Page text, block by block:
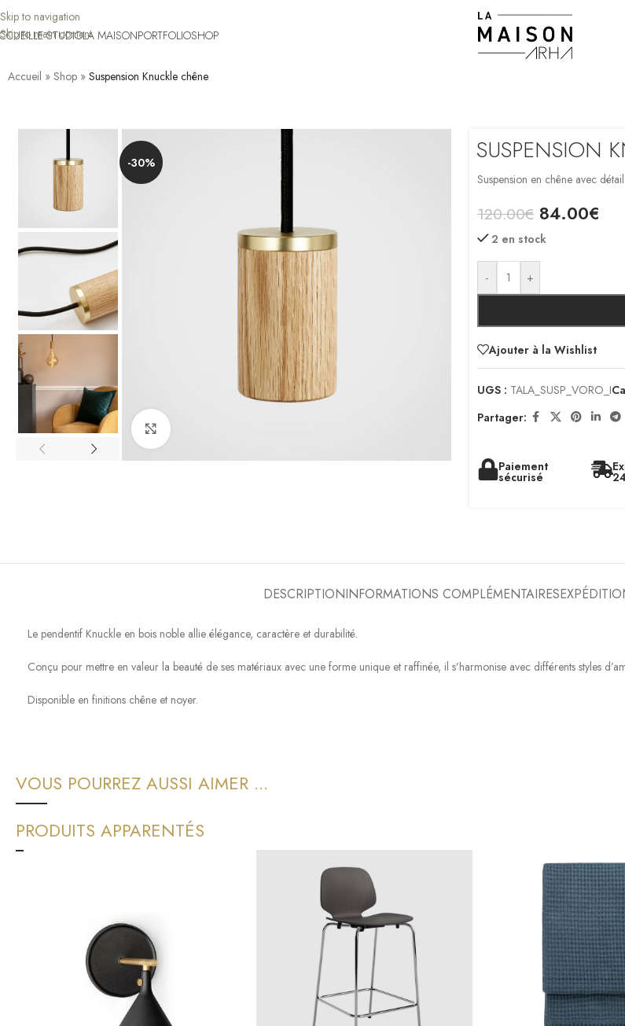
Skip to navigation
Skip to main content
LE STUDIOLA MAISONPORTFOLIOSHOP
Accueil » Shop » Suspension Knuckle chêne
-30% SUSPENSION
Suspension en chêne avec
120.00€ 84.00€
2 en stock
- +
Ajouter à la Wishlist
UGS : TALA_SUSP_VORO_I
Partager:
Paiement
sécurisé
DESCRIPTIONINFORMATIONS COMPLÉMENTAIRES
Le pendentif Knuckle en bois noble allie élégance, caractère et durabilité.
Conçu pour mettre en valeur la beauté de ses matériaux avec une forme unique et raffinée, il s’harmonise avec différents styles
Disponible en finitions chêne et noyer.
VOUS POURREZ AUSSI AIMER ...
PRODUITS APPARENTÉS